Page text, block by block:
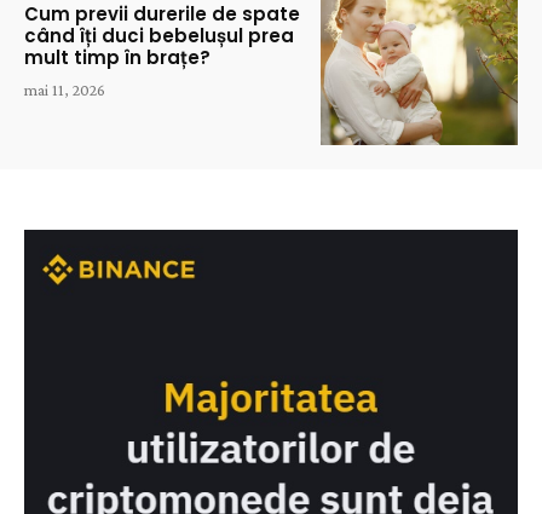
Cum previi durerile de spate
când îți duci bebelușul prea
mult timp în brațe?
mai 11, 2026